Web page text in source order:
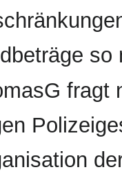
so
fragt